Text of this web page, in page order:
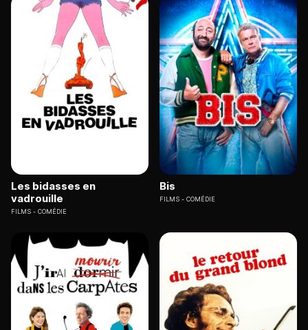
Les bidasses en
vadrouille
FILMS COMÉDIE
Bis
FILMS COMÉDIE